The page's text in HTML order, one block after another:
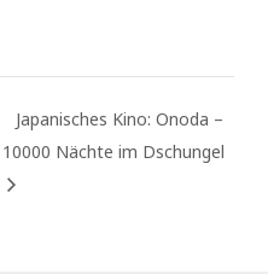
Japanisches Kino: Onoda –
10000 Nächte im Dschungel